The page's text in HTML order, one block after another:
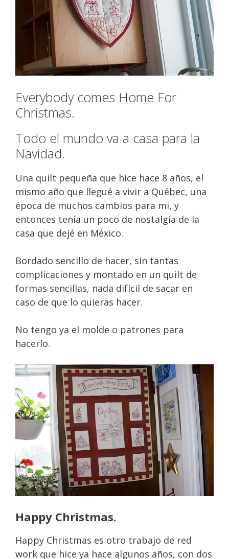
Everybody comes Home For
Christmas.
Todo el mundo va a casa para la
Navidad.
Una quilt pequeña que hice hace 8 años, el
mismo año que llegué a vivir a Québec, una
época de muchos cambios para mi, y
entonces tenía un poco de nostalgía de la
casa que dejé en México.
Bordado sencillo de hacer, sin tantas
complicaciones y montado en un quilt de
formas sencillas, nada difícil de sacar en
caso de que lo quieras hacer.
No tengo ya el molde o patrones para
hacerlo.
Happy Christmas.
Happy Christmas es otro trabajo de red
work que hice ya hace algunos años, con dos